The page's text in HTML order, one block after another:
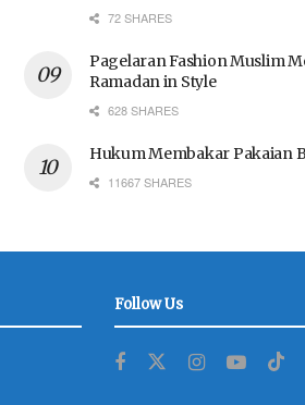
72 SHARES
Pagelaran Fashion Muslim
Ramadan in Style
628 SHARES
Hukum Membakar Pakaian
11667 SHARES
Follow Us